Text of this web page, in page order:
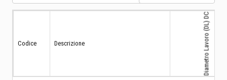
Codice Descrizione Diametro Lavoro (DL) DC